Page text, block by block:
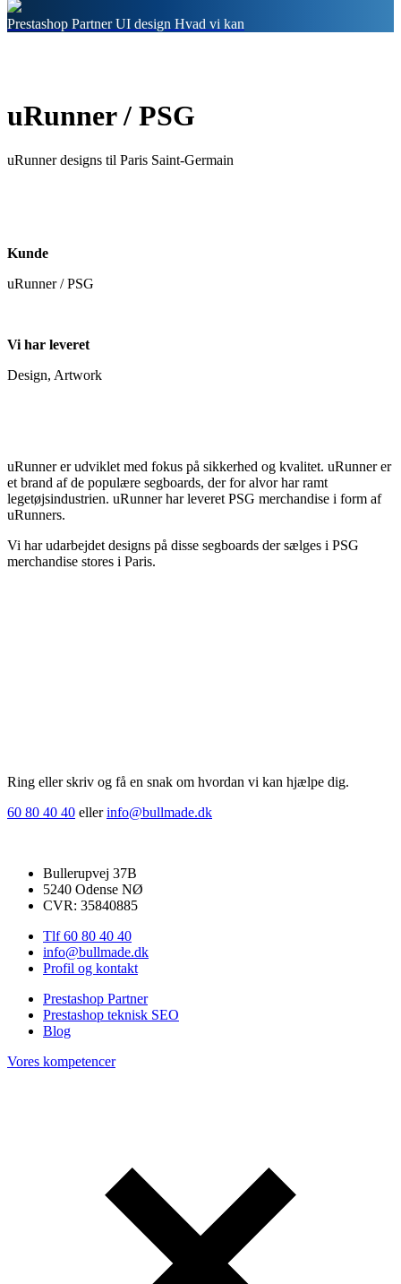
Prestashop Partner UI design Hvad vi kan
uRunner / PSG
uRunner designs til Paris Saint-Germain
Kunde
uRunner / PSG
Vi har leveret
Design, Artwork
uRunner er udviklet med fokus på sikkerhed og kvalitet. uRunner er
et brand af de populære segboards, der for alvor har ramt
legetøjsindustrien. uRunner har leveret PSG merchandise i form af
uRunners.
Vi har udarbejdet designs på disse segboards der sælges i PSG
merchandise stores i Paris.
Ring eller skriv og få en snak om hvordan vi kan hjælpe dig.
60 80 40 40 ellerinfo@bullmade.dk
Bullerupvej 37B
5240 Odense NØ
CVR: 35840885
Tlf 60 80 40 40
info@bullmade.dk
Profil og kontakt
Prestashop Partner
Prestashop teknisk SEO
Blog
Vores kompetencer